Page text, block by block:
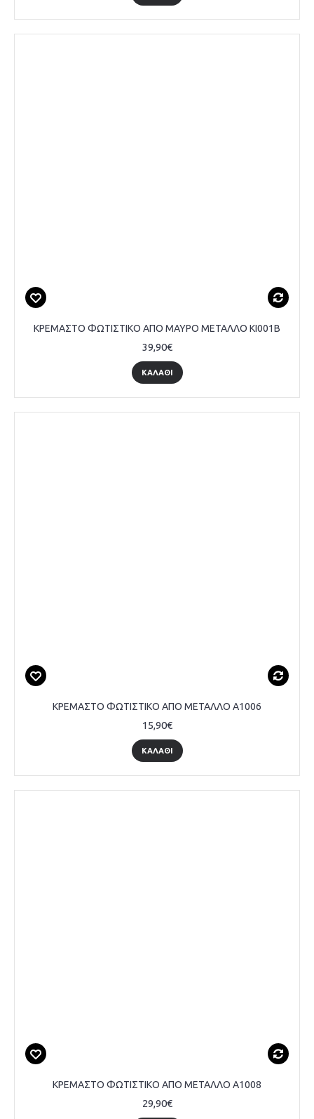
ΚΡΕΜΑΣΤΟ ΦΩΤΙΣΤΙΚΟ ΑΠΟ ΜΑΥΡΟ ΜΕΤΑΛΛΟ KI001B
39,90€
ΚΑΛΆΘΙ
ΚΡΕΜΑΣΤΟ ΦΩΤΙΣΤΙΚΟ ΑΠΟ ΜΕΤΑΛΛΟ A1006
15,90€
ΚΑΛΆΘΙ
ΚΡΕΜΑΣΤΟ ΦΩΤΙΣΤΙΚΟ ΑΠΟ ΜΕΤΑΛΛΟ A1008
29,90€